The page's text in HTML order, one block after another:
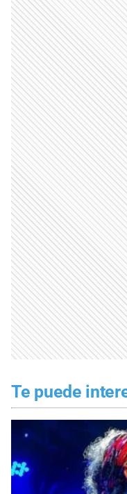
Te puede